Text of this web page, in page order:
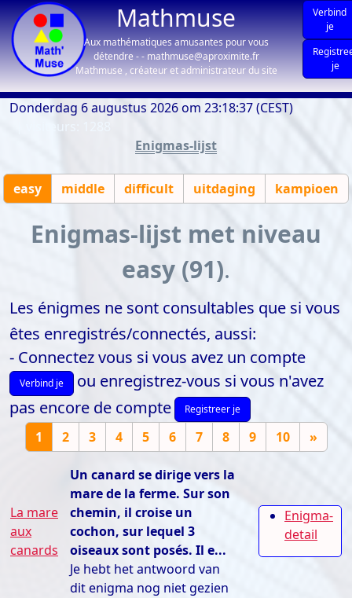
Mathmuse
Aux mathématiques amusantes pour vous
détendre - - mathmuse@aproximite.fr
Mathmuse , créateur et administrateur du site
Verbind
je
je
Donderdag 6 augustus 2026 om 23:18:37 (CEST)
Enigmas-lijst
easy middle difficult uitdaging kampioen
Enigmas-lijst met niveau
easy (91).
Les énigmes ne sont consultables que si vous
êtes enregistrés/connectés, aussi:
- Connectez vous si vous avez un compte
Verbind je
ou enregistrez-vous si vous n'avez
pas encore de compte
Registreer je
1 2 3 4 5 6 7 8 9 10 »
La mare
aux
canards
Un canard se dirige vers la
mare de la ferme. Sur son
chemin, il croise un
cochon, sur lequel 3
oiseaux sont posés. Il e...
Je hebt het antwoord van
dit enigma nog niet gezien
Enigma-
detail